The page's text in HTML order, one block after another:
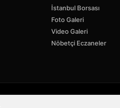
İstanbul Borsası
Foto Galeri
Video Galeri
Nöbetçi Eczaneler